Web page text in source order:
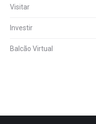
Visitar
Investir
Balcão Virtual